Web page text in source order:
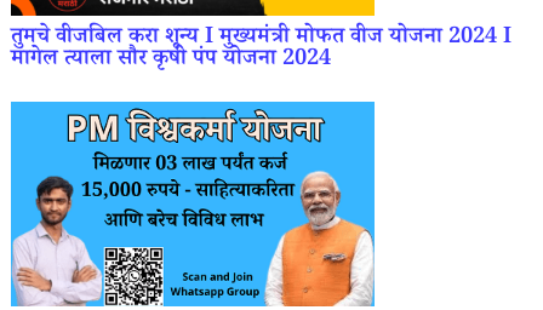
तुमचे वीजबिल करा शून्य I मुख्यमंत्री मोफत वीज योजना 2024 I
मागेल त्याला सौर कृषी पंप योजना 2024